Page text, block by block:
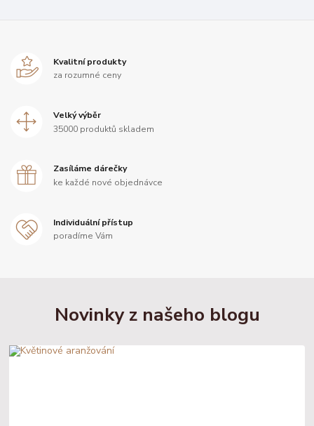
Kvalitní produkty
za rozumné ceny
Velký výběr
35000 produktů skladem
Zasíláme dárečky
ke každé nové objednávce
Individuální přístup
poradíme Vám
Novinky z našeho blogu